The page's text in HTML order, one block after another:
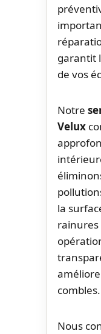
garantit
de vos
Notre
Velux
la
rainures
combles.
Nous